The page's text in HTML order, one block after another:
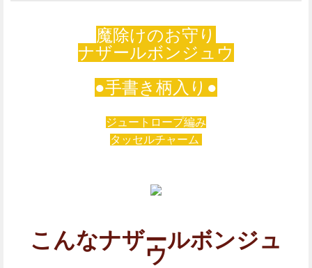
魔除けのお守り
ナザールボンジュウ
●手書き柄入り●
ジュートロープ編み
タッセルチャーム
こんなナザールボンジュ
ウ